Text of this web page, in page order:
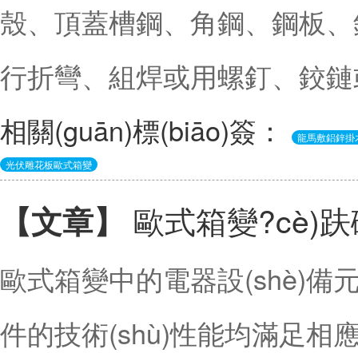
殼、頂蓋槽鋼、角鋼、鋼板
行折彎、組焊或用螺釘、鉸
相關(guān)標(biāo)簽：
龍馬敷鋁鋅
光伏雕花板歐式箱變
【文章】 歐式箱變?cè)
歐式箱變中的電器設(shè)備
件的技術(shù)性能均滿足相